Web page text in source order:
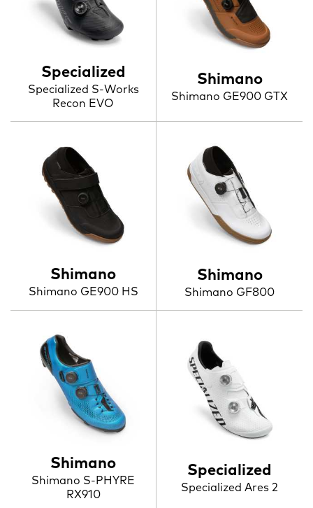
Specialized
Specialized S-Works
Recon EVO
Shimano
Shimano GE900 GTX
Shimano
Shimano GE900 HS
Shimano
Shimano GF800
Shimano
Shimano S-PHYRE
RX910
Specialized
Specialized Ares 2